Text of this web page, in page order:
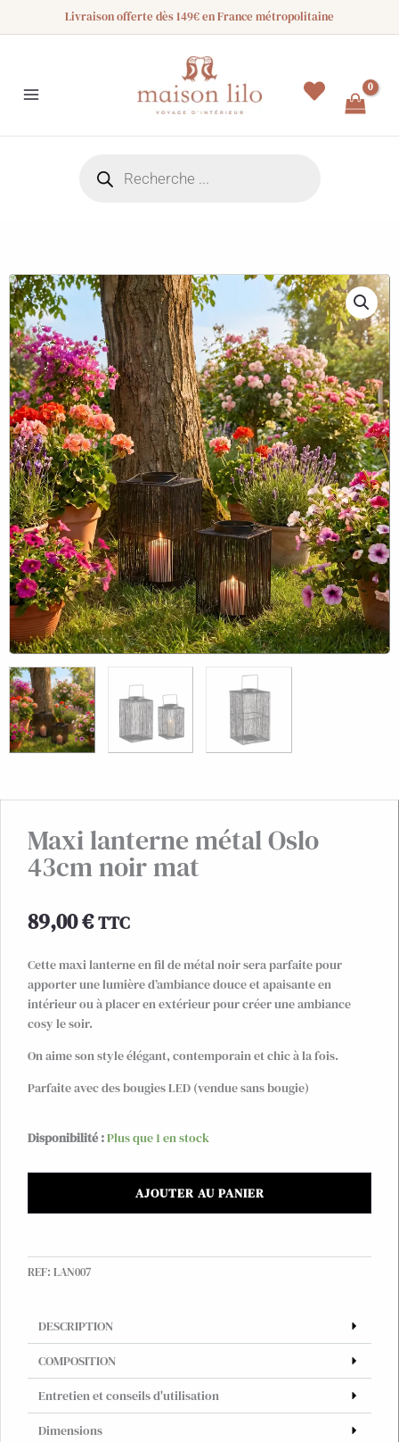
Livraison offerte dès 149€ en France métropolitaine
produits
Maxi lanterne métal Oslo
43cm noir mat
89,00€TTC
Cette maxi lanterne en fil de métal noir sera parfaite pour
apporter une lumière d’ambiance douce et apaisante en
intérieur ou à placer en extérieur pour créer une ambiance
cosy le soir.
On aime son style élégant, contemporain et chic à la fois.
Parfaite avec des bougies LED (vendue sans bougie)
Disponibilité :Plus que 1 en stock
quantité
Maxi
métal
43cm
noir
AJOUTER AU PANIER
REF: LAN007
DESCRIPTION
COMPOSITION
Entretien et conseils d'utilisation
Dimensions